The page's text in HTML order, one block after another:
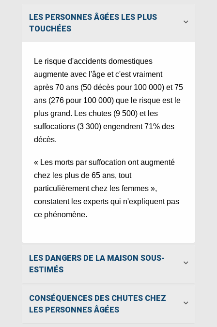
LES PERSONNES ÂGÉES LES PLUS
TOUCHÉES
Le risque d'accidents domestiques
augmente avec l'âge et c'est vraiment
après 70 ans (50 décès pour 100 000) et 75
ans (276 pour 100 000) que le risque est le
plus grand. Les chutes (9 500) et les
suffocations (3 300) engendrent 71% des
décès.
« Les morts par suffocation ont augmenté
chez les plus de 65 ans, tout
particulièrement chez les femmes »,
constatent les experts qui n'expliquent pas
ce phénomène.
LES DANGERS DE LA MAISON SOUS-
ESTIMÉS
CONSÉQUENCES DES CHUTES CHEZ
LES PERSONNES ÂGÉES